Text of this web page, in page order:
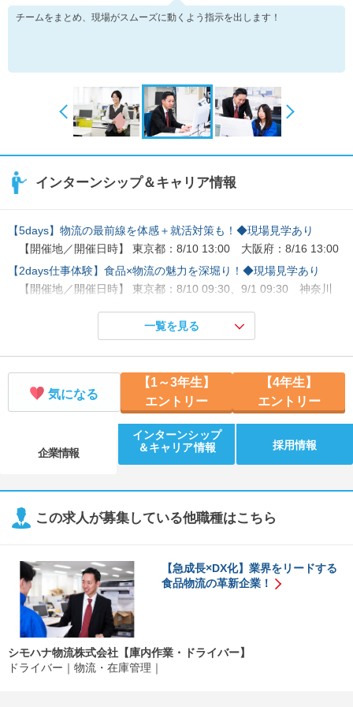
チームをまとめ、現場がスムーズに動くよう指示を出します！
インターンシップ＆キャリア情報
【5days】物流の最前線を体感＋就活対策も！◆現場見学あり
【開催地／開催日時】 東京都：8/10 13:00 大阪府：8/16 13:00
【2days仕事体験】食品×物流の魅力を深堀り！◆現場見学あり
【開催地／開催日時】 東京都：8/10 09:30、9/1 09:30 神奈川
一覧を見る
気になる
【1～3年生】
エントリー
【4年生】
エントリー
企業情報
インターンシップ
＆キャリア情報
採用情報
この求人が募集している他職種はこちら
【急成長×DX化】業界をリードする
食品物流の革新企業！
シモハナ物流株式会社【庫内作業・ドライバー】
ドライバー
物流・在庫管理